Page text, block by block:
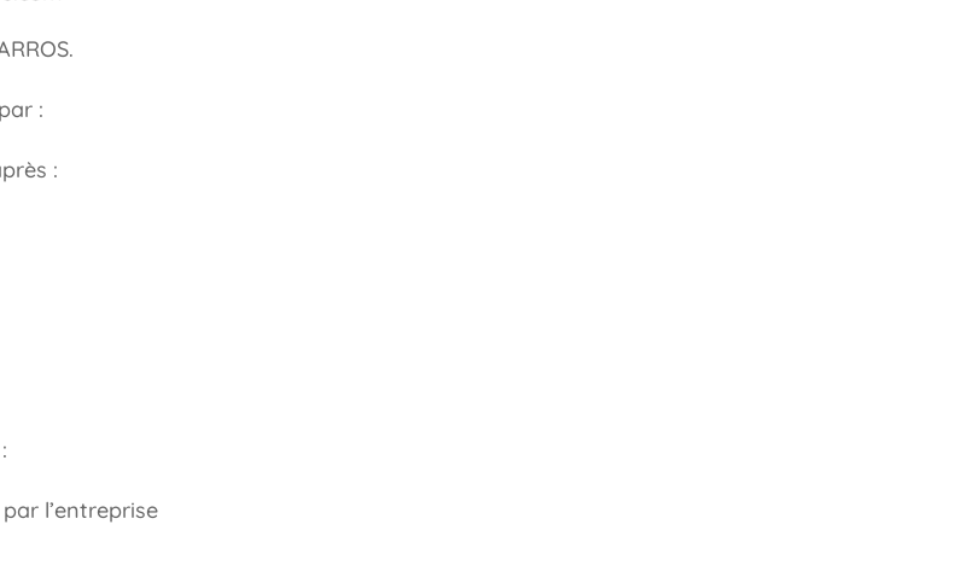
:
:
l’entreprise